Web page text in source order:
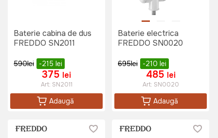
Baterie cabina de dus
FREDDO SN2011
590lei -215 lei
375 lei
Art: SN2011
Adaugă
Baterie electrica
FREDDO SN0020
695lei -210 lei
485 lei
Art: SN0020
Adaugă